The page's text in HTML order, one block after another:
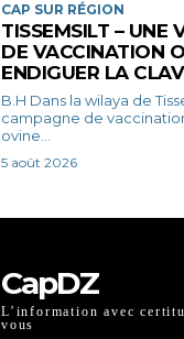
CAP SUR RÉGION
TISSEMSILT – UNE
DE VACCINATION
ENDIGUER LA
B.H Dans la wilaya de Tissemsilt, une vaste
campagne de
ovine...
5 août 2026
CapDZ
L’information avec
vous